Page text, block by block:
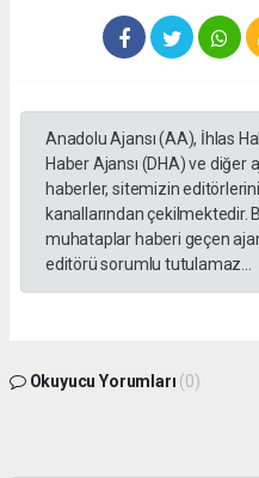
Anadolu Ajansı (AA), İhlas
Haber Ajansı (DHA) ve
haberler, sitemizin
kanallarından çekilmektedir.
muhataplar haberi geçen
editörü sorumlu tutulamaz...
Okuyucu Yorumları (0)